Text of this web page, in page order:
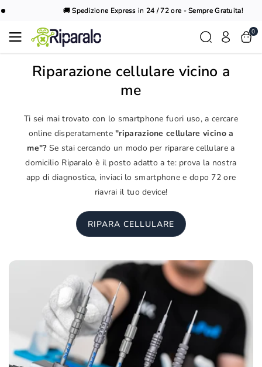
🚚 Spedizione Express in 24 / 72 ore - Sempre Gratuita!
0
Riparazione cellulare vicino a
me
Ti sei mai trovato con lo smartphone fuori uso, a cercare
online disperatamente"riparazione cellulare vicino a
me"?Se stai cercando un modo per riparare cellulare a
domicilio Riparalo è il posto adatto a te: prova la nostra
app di diagnostica, inviaci lo smartphone e dopo 72 ore
riavrai il tuo device!
RIPARA CELLULARE